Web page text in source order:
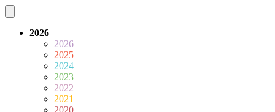
2026
2026
2025
2024
2023
2022
2021
2020